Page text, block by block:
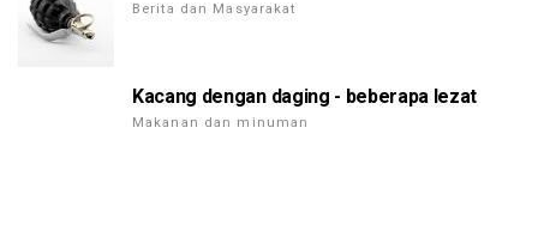
Berita dan Masyarakat
Kacang dengan daging - beberapa lezat
Makanan dan minuman